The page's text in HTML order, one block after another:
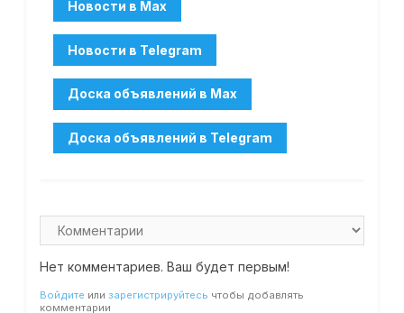
Нет комментариев. Ваш будет первым!
Войдите или зарегистрируйтесь чтобы добавлять
комментарии